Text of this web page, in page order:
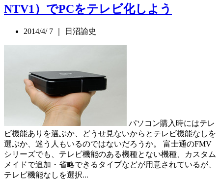
NTV1）でPCをテレビ化しよう
2014/4/ 7 ｜ 日沼諭史
パソコン購入時にはテレ
ビ機能ありを選ぶか、どうせ見ないからとテレビ機能なしを
選ぶか、迷う人もいるのではないだろうか。 富士通のFMV
シリーズでも、テレビ機能のある機種とない機種、カスタム
メイドで追加・省略できるタイプなどが用意されているが、
テレビ機能なしを選択...